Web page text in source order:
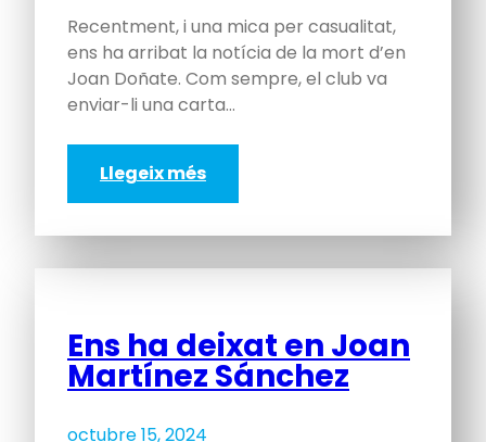
Recentment, i una mica per casualitat,
ens ha arribat la notícia de la mort d’en
Joan Doñate. Com sempre, el club va
enviar-li una carta…
Llegeix més
Ens ha deixat en Joan
Martínez Sánchez
octubre 15, 2024